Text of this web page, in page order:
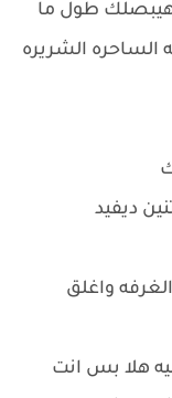
هيبصلك طول ما
الشريره
ديفيد
واغلق
هلا بس انت